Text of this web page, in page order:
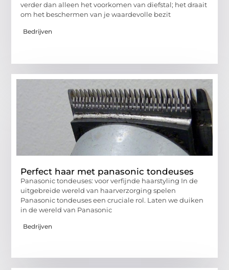
verder dan alleen het voorkomen van diefstal; het draait
om het beschermen van je waardevolle bezit
Bedrijven
Perfect haar met panasonic tondeuses
Panasonic tondeuses: voor verfijnde haarstyling In de
uitgebreide wereld van haarverzorging spelen
Panasonic tondeuses een cruciale rol. Laten we duiken
in de wereld van Panasonic
Bedrijven